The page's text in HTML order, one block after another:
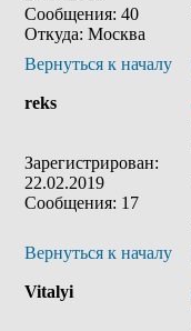
Сообщения: 40
Откуда: Москва
Вернуться к началу
reks
Зарегистрирован:
22.02.2019
Сообщения: 17
Вернуться к началу
Vitalyi